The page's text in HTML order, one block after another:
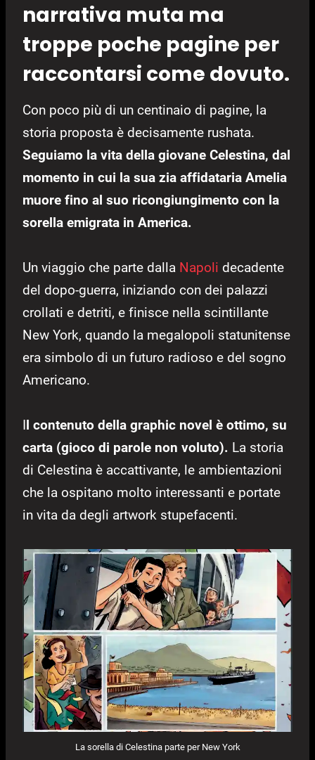
narrativa muta ma
troppe poche pagine per
raccontarsi come dovuto.
Con poco più di un centinaio di pagine, la
storia proposta è decisamente rushata.
Seguiamo la vita della giovane Celestina, dal
momento in cui la sua zia affidataria Amelia
muore fino al suo ricongiungimento con la
sorella emigrata in America.
Un viaggio che parte dalla Napoli decadente
del dopo-guerra, iniziando con dei palazzi
crollati e detriti, e finisce nella scintillante
New York, quando la megalopoli statunitense
era simbolo di un futuro radioso e del sogno
Americano.
Il contenuto della graphic novel è ottimo, su
carta (gioco di parole non voluto). La storia
di Celestina è accattivante, le ambientazioni
che la ospitano molto interessanti e portate
in vita da degli artwork stupefacenti.
La sorella di Celestina parte per New York